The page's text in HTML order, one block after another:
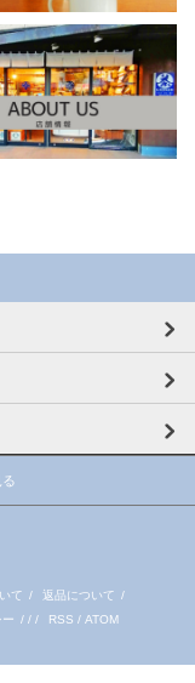
て / 返品について /
/ / / RSS / ATOM